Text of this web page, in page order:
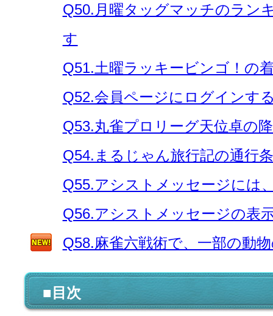
Q50.月曜タッグマッチのラン
す
Q51.土曜ラッキービンゴ！の
Q52.会員ページにログインす
Q53.丸雀プロリーグ天位卓の
Q54.まるじゃん旅行記の通行
Q55.アシストメッセージには
Q56.アシストメッセージの表
Q58.麻雀六戦術で、一部の動
■目次